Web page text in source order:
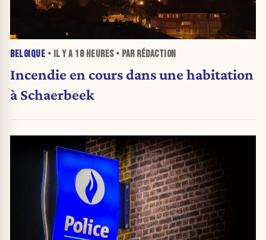
BELGIQUE • IL Y A 18 HEURES• PAR RÉDACTION
Incendie en cours dans une habitation
à Schaerbeek